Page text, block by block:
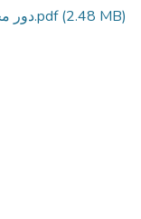
دور مجلس المنافسة في ضبط النشاط الإقتصادي.pdf(2.48 MB)